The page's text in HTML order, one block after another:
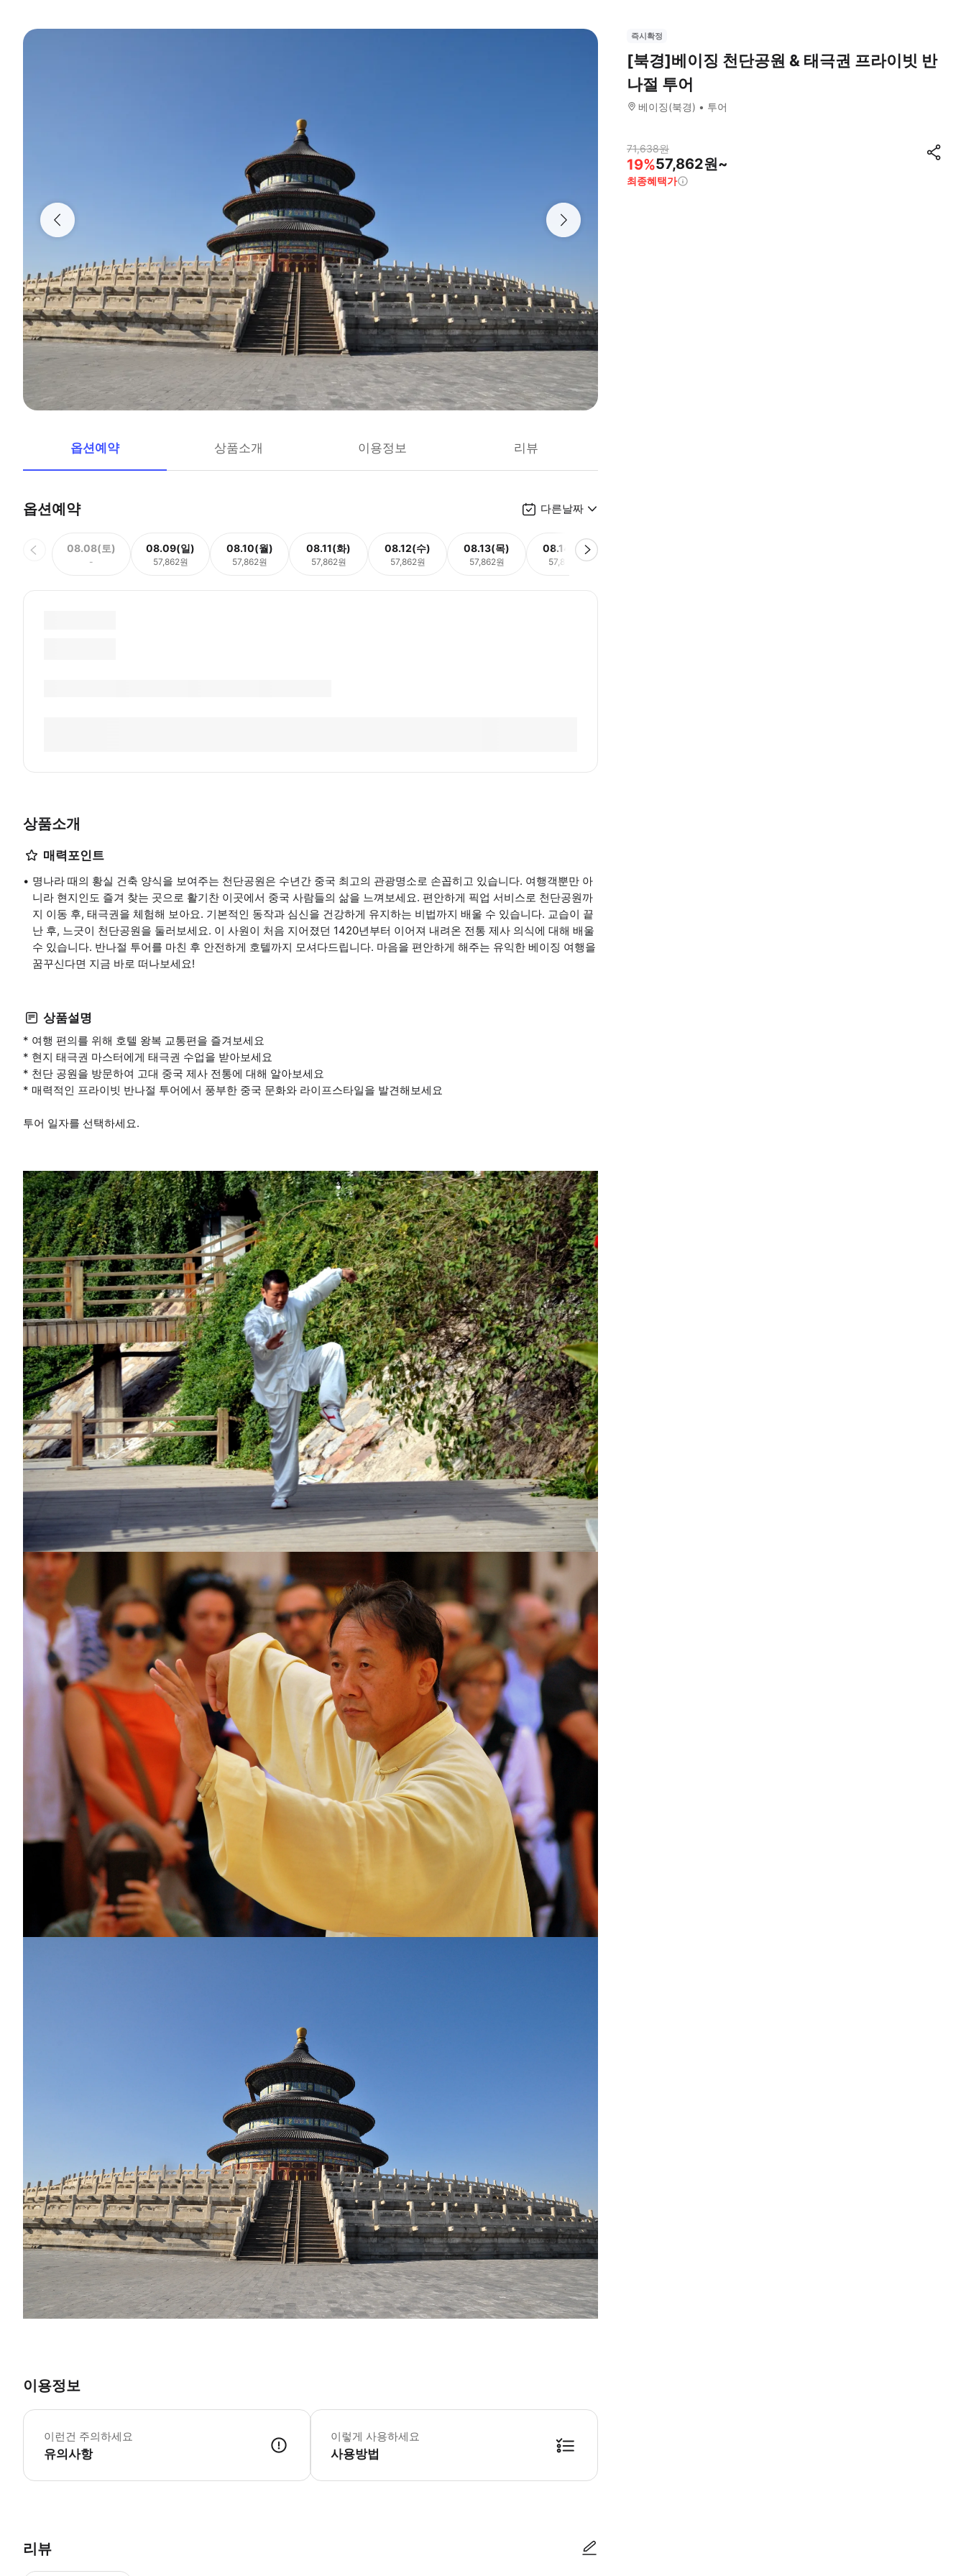
옵션예약 상품소개 이용정보 리뷰
옵션예약 다른날짜
08.08(토)
-
08.09(일)
57,862원
08.10(월)
57,862원
08.11(화)
57,862원
08.12(수)
57,862원
08.13(목)
57,862원
08.14(금)
57,862원
상품소개
매력포인트
명나라 때의 황실 건축 양식을 보여주는 천단공원은 수년간 중국 최고의 관광명소로 손꼽히고 있습니다. 여행객뿐만 아
니라 현지인도 즐겨 찾는 곳으로 활기찬 이곳에서 중국 사람들의 삶을 느껴보세요. 편안하게 픽업 서비스로 천단공원까
지 이동 후, 태극권을 체험해 보아요. 기본적인 동작과 심신을 건강하게 유지하는 비법까지 배울 수 있습니다. 교습이 끝
난 후, 느긋이 천단공원을 둘러보세요. 이 사원이 처음 지어졌던 1420년부터 이어져 내려온 전통 제사 의식에 대해 배울
수 있습니다. 반나절 투어를 마친 후 안전하게 호텔까지 모셔다드립니다. 마음을 편안하게 해주는 유익한 베이징 여행을
꿈꾸신다면 지금 바로 떠나보세요!
상품설명
* 여행 편의를 위해 호텔 왕복 교통편을 즐겨보세요
* 현지 태극권 마스터에게 태극권 수업을 받아보세요
* 천단 공원을 방문하여 고대 중국 제사 전통에 대해 알아보세요
* 매력적인 프라이빗 반나절 투어에서 풍부한 중국 문화와 라이프스타일을 발견해보세요
투어 일자를 선택하세요.
이용정보
이런건 주의하세요
유의사항
이렇게 사용하세요
사용방법
리뷰
즉시확정
[북경]베이징 천단공원 & 태극권 프라이빗 반
나절 투어
베이징(북경) 투어
71,638원
19%57,862원~
최종혜택가